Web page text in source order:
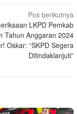
Pos berikutnya
LKPD Pemkab
Tahun Anggaran 2024
Oskar: “SKPD Segera
Ditindaklanjuti”